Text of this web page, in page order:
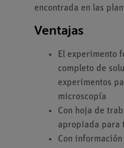
encontrada en las
Ventajas
El experimento
completo de
experimentos
microscopía
Con hoja de
apropiada para
Con